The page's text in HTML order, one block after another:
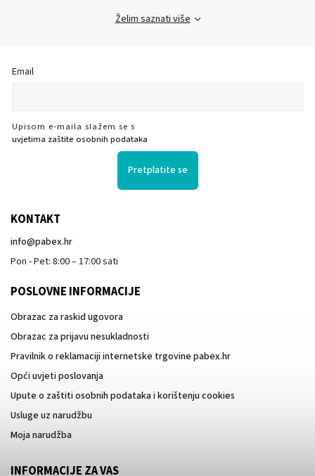
Želim saznati više
Email
Upisom e-maila slažem se s
uvjetima zaštite osobnih podataka
Pretplatite se
KONTAKT
info@pabex.hr
Pon - Pet: 8:00 – 17:00 sati
POSLOVNE INFORMACIJE
Obrazac za raskid ugovora
Obrazac za prijavu nesukladnosti
Pravilnik o reklamaciji internetske trgovine pabex.hr
Opći uvjeti poslovanja
Upute o zaštiti osobnih podataka i korištenju cookies
Usluge uz narudžbu
Moja narudžba
INFORMACIJE ZA VAS